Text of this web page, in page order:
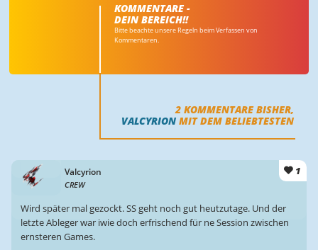
KOMMENTARE -
DEIN BEREICH!!
Bitte beachte unsere Regeln beim Verfassen von
Kommentaren.
2 KOMMENTARE BISHER,
VALCYRION MIT DEM BELIEBTESTEN
Valcyrion
CREW
1
Wird später mal gezockt. SS geht noch gut heutzutage. Und der
letzte Ableger war iwie doch erfrischend für ne Session zwischen
ernsteren Games.